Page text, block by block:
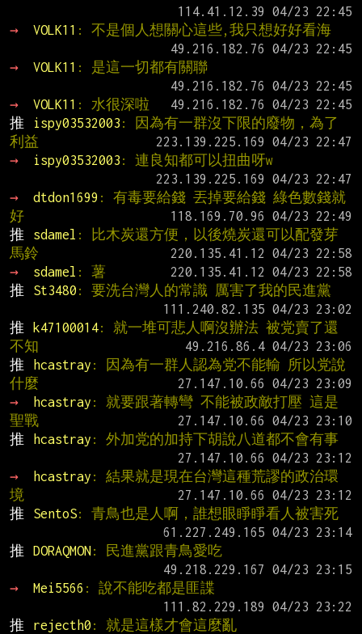
→
VOLK11 : 不是個人想關心這些,我只想好好看海
→
VOLK11 : 是這一切都有關聯
→
VOLK11 : 水很深啦
推
ispy03532003 : 因為有一群沒下限的廢物，為了
利益
→
ispy03532003 : 連良知都可以扭曲呀w
→
dtdon1699 : 有毒要給錢 丟掉要給錢 綠色數錢就
好
推
sdamel : 比木炭還方便，以後燒炭還可以配發芽
馬鈴
→
sdamel : 薯
推
St3480 : 要洗台灣人的常識 厲害了我的民進黨
推
k47100014: 就一堆可悲人啊沒辦法 被党賣了還
不知
推
hcastray : 因為有一群人認為党不能輸 所以党說
什麼
→
hcastray : 就要跟著轉彎 不能被政敵打壓 這是
聖戰
推
hcastray : 外加党的加持下胡說八道都不會有事
→
hcastray : 結果就是現在台灣這種荒謬的政治環
境
推
SentoS: 青鳥也是人啊，誰想眼睜睜看人被害死
推
DORAQMON: 民進黨跟青鳥愛吃
→
Mei5566 : 說不能吃都是匪諜
推
rejecth0 : 就是這樣才會這麼亂